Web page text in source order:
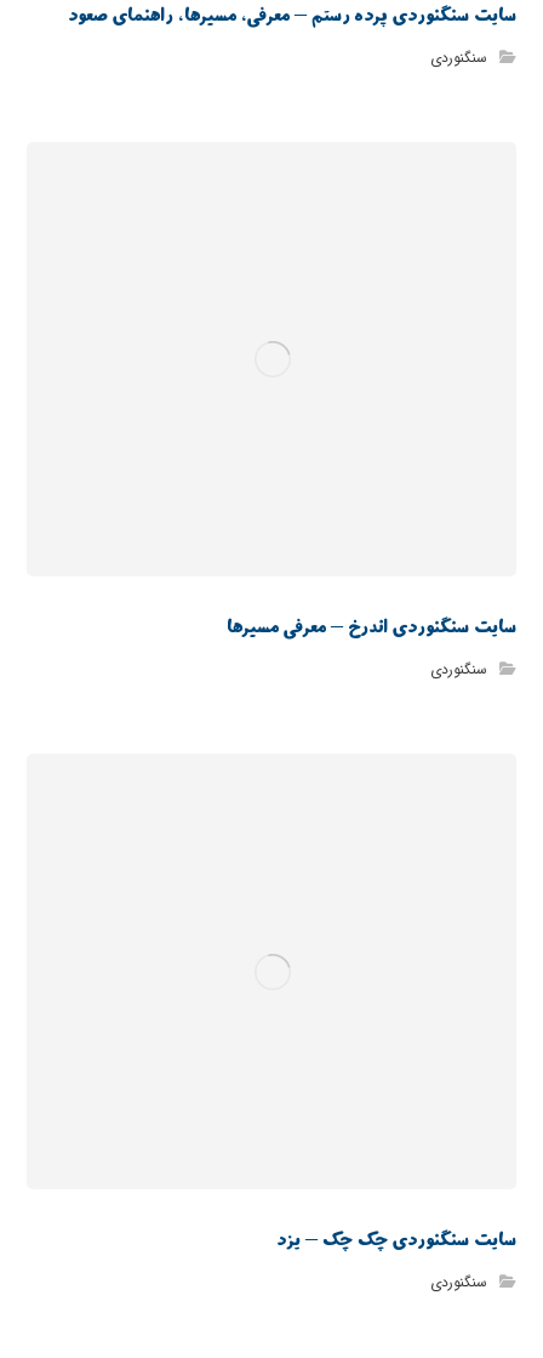
سایت سنگنوردی پرده رستم – معرفی، مسیرها، راهنمای صعود
سنگنوردی
سایت سنگنوردی اندرخ – معرفی مسیرها
سنگنوردی
سایت سنگنوردی چک چک – یزد
سنگنوردی